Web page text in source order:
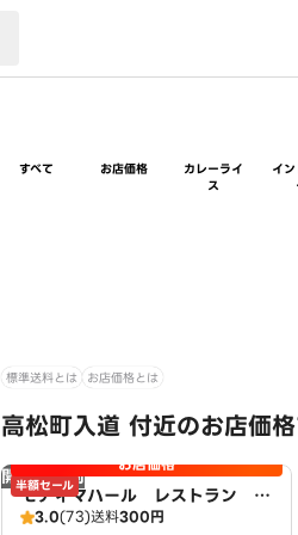
すべて お店価格
カレーライ
ス
イ
標準送料とは お店価格とは
高松町入道 付近のお店価
開店時間前
半額セール
お店価格
モティマハール レストラン ア
ンドバー
3.0(73)送料300円